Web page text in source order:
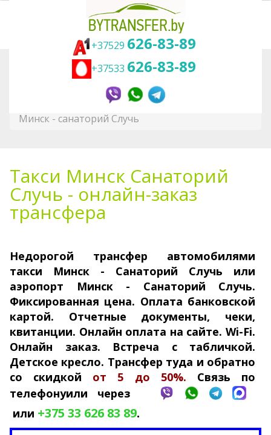
+37529 626-83-89
+37533 626-83-89
Главная
Санатории Белоруссии
Трансфер Минск - санаторий Случь, Такси
Минск - санаторий Случь
Такси Минск Санаторий
Случь - онлайн-заказ
трансфера
Недорогой трансфер авто­моби­лями
такси Минск - Санаторий Случь или
аэропорт Минск - Санаторий Случь.
Фикси­рован­ная цена. Оплата банковской
картой. Отчетные документы, чеки,
квитанции. Онлайн оплата на сайте. Wi-Fi.
Онлайн заказ. Встреча с табличкой.
Детское кресло. Трансфер туда и обратно
со скидкой от 5 до 50%.
Связь по
телефонуили через
или +375 33 626 83 89.